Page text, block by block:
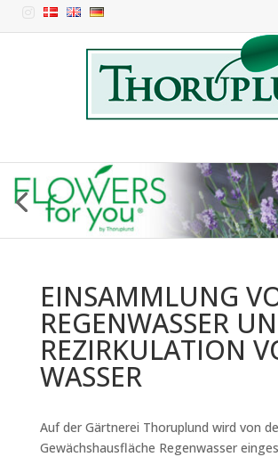
EINSAMMLUNG
REGENWASSER
REZIRKULATION
WASSER
Auf der Gärtnerei Thoruplund wird von
Gewächshausfläche Regenwasser